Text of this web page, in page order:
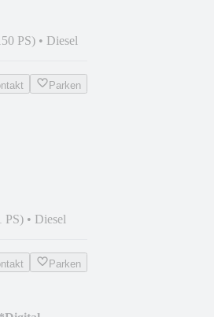
PS) • Diesel
Parken
PS) • Diesel
Parken